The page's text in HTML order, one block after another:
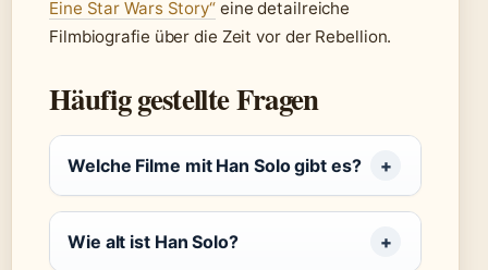
Eine Star Wars Story“eine detailreiche
Filmbiografie über die Zeit vor der Rebellion.
Häufig gestellte Fragen
Welche Filme mit Han Solo gibt es?
Wie alt ist Han Solo?